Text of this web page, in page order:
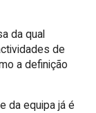
da qual
de
a definição
da equipa já é